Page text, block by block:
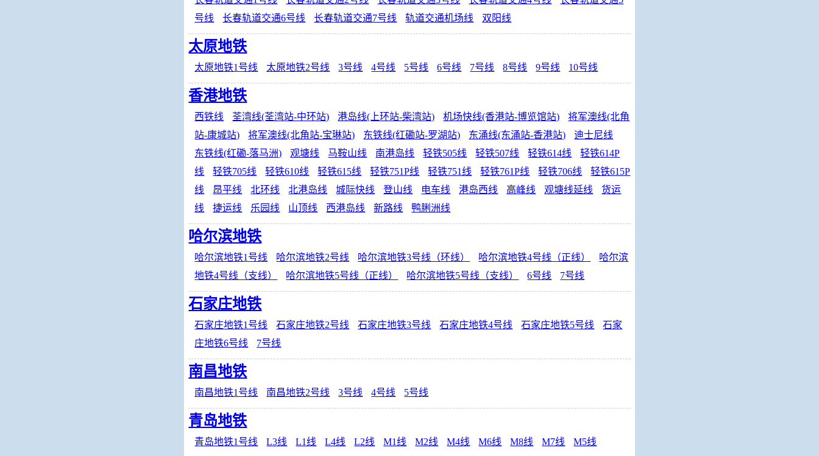
号线
长春轨道交通6号线 长春轨道交通7号线 轨道交通机场线 双阳线
太原地铁
太原地铁1号线 太原地铁2号线 3号线 4号线 5号线 6号线 7号线 8号线 9号线 10号线
香港地铁
西铁线 荃湾线(荃湾站-中环站) 港岛线(上环站-柴湾站) 机场快线(香港站-博览馆站)
将军澳线(北角
站-康城站)
将军澳线(北角站-宝琳站) 东铁线(红磡站-罗湖站) 东涌线(东涌站-香港站)
迪士尼线
东铁线(红磡-落马洲)
观塘线 马鞍山线 南港岛线 轻铁505线 轻铁507线 轻铁614线
轻铁614P
线
轻铁705线 轻铁610线 轻铁615线 轻铁751P线 轻铁751线 轻铁761P线 轻铁706线
轻铁615P
线
昂平线 北环线 北港岛线 城际快线 登山线 电车线 港岛西线 高峰线 观塘线延线
货运
线
捷运线 乐园线 山顶线 西港岛线 新路线 鸭脷洲线
哈尔滨地铁
哈尔滨地铁1号线 哈尔滨地铁2号线 哈尔滨地铁3号线（环线） 哈尔滨地铁4号线（正线）
哈尔滨
地铁4号线（支线）
哈尔滨地铁5号线（正线） 哈尔滨地铁5号线（支线） 6号线 7号线
石家庄地铁
石家庄地铁1号线 石家庄地铁2号线 石家庄地铁3号线 石家庄地铁4号线 石家庄地铁5号线
石家
庄地铁6号线
7号线
南昌地铁
南昌地铁1号线 南昌地铁2号线 3号线 4号线 5号线
青岛地铁
青岛地铁1号线 L3线 L1线 L4线 L2线 M1线 M2线 M4线 M6线 M8线 M7线 M5线